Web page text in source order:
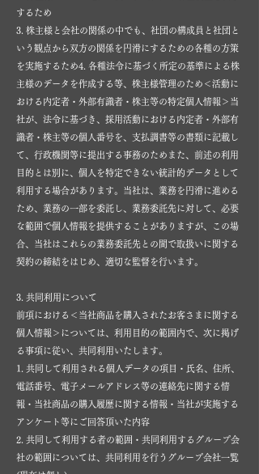
するため
3. 株主様と会社の関係の中でも、社団の構成員と社団と
いう観点から双方の関係を円滑にするための各種の方策
を実施するため4. 各種法令に基づく所定の基準による株
主様のデータを作成する等、株主様管理のため＜活動に
おける内定者・外部有識者・株主等の特定個人情報＞当
社が、法令に基づき、採用活動における内定者・外部有
識者・株主等の個人番号を、支払調書等の書類に記載し
て、行政機関等に提出する事務のためまた、前述の利用
目的とは別に、個人を特定できない統計的データとして
利用する場合があります。当社は、業務を円滑に進める
ため、業務の一部を委託し、業務委託先に対して、必要
な範囲で個人情報を提供することがありますが、この場
合、当社はこれらの業務委託先との間で取扱いに関する
契約の締結をはじめ、適切な監督を行います。
3. 共同利用について
前項における＜当社商品を購入されたお客さまに関する
個人情報＞については、利用目的の範囲内で、次に掲げ
る事項に従い、共同利用いたします。
1. 共同して利用される個人データの項目・氏名、住所、
電話番号、電子メールアドレス等の連絡先に関する情
報・当社商品の購入履歴に関する情報・当社が実施する
アンケート等にご回答頂いた内容
2. 共同して利用する者の範囲・共同利用するグループ会
社の範囲については、共同利用を行うグループ会社一覧